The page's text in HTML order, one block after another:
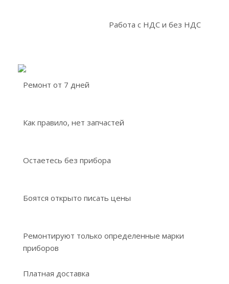
Работа с НДС и без НДС
Ремонт от 7 дней
Как правило, нет запчастей
Остаетесь без прибора
Боятся открыто писать цены
Ремонтируют только определенные марки
приборов
Платная доставка